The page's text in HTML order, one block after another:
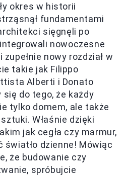
okres w historii
fundamentami
sięgnęli po
nowoczesne
nowy rozdział w
takie jak Filippo
Alberti i Donato
się do tego, że każdy
tylko domem, ale także
Właśnie dzięki
jak cegła czy marmur,
światło dzienne! Mówiąc
że budowanie czy
spróbujcie